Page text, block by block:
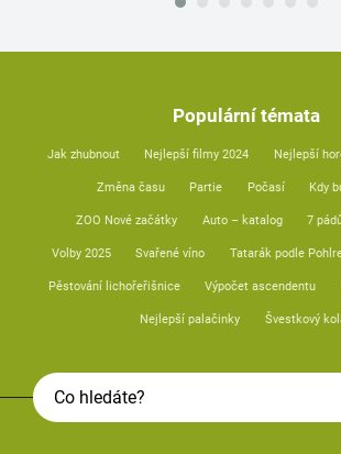
Populární témata
Jak zhubnout Nejlepší filmy 2024 Nejlepší
Změna času Partie Počasí Kdy
ZOO Nové začátky Auto – katalog 7
Volby 2025 Svařené víno Tatarák podle
Pěstování lichořeřišnice Výpočet ascendentu
Nejlepší palačinky Švestkový